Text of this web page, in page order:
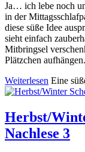
Ja… ich lebe noch
in der
diese süße Idee
sieht einfach
Mitbringsel
Plätzchen
Weiterlesen Eine
Herbst/
Nachlese 3